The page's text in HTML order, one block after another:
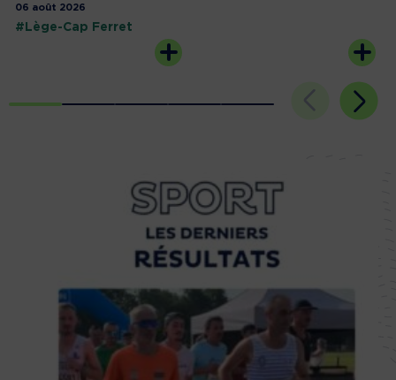
06 août 2026
#Lège-Cap Ferret